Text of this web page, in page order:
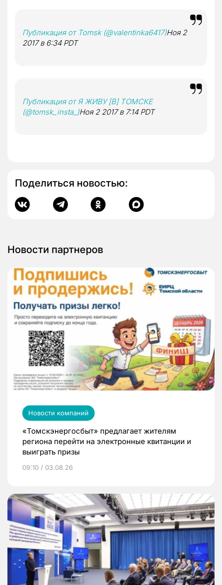
Публикация от Tomsk (@valentinka6417)Ноя 2
2017 в 6:34 PDT
Публикация от Я ЖИВУ [В] ТОМСКЕ
(@tomsk_insta_)Ноя 2 2017 в 7:14 PDT
Поделиться новостью:
Новости партнеров
Новости компаний
«Томскэнергосбыт» предлагает жителям
региона перейти на электронные квитанции и
выиграть призы
09:10 / 03.08.26